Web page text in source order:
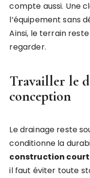
compte aussi. Une
l’équipement sans
Ainsi, le terrain
regarder.
Travailler le
conception
Le drainage reste
conditionne la
construction
il faut éviter toute